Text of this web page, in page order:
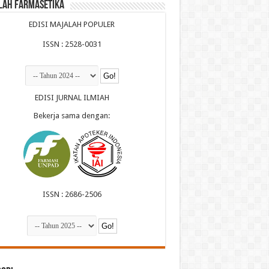
Farmasetika
EDISI MAJALAH POPULER
ISSN : 2528-0031
EDISI JURNAL ILMIAH
Bekerja sama dengan:
ISSN : 2686-2506